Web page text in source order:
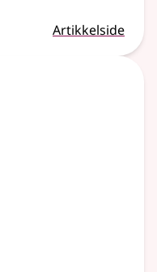
Artikkelside